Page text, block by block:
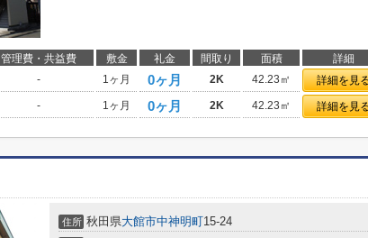
管理費・共益費 敷金 礼金 間取り 面積 詳細
- 1ヶ月 0ヶ月 2K 42.23㎡ 詳細を見
- 1ヶ月 0ヶ月 2K 42.23㎡ 詳細を見
住所 秋田県大館市中神明町15-24